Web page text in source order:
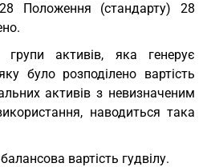
Положення (стандарту) 28
активів, яка генерує
було розподілено вартість
активів з невизначеним
наводиться така
вартість гудвілу.